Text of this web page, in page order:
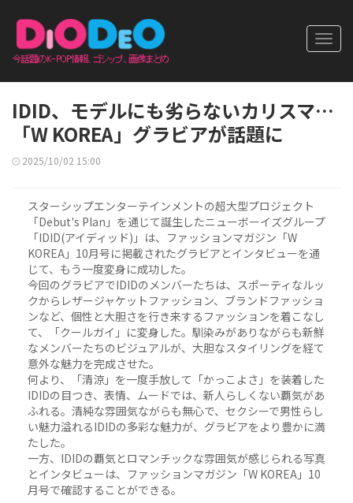
IDID、モデルにも劣らないカリスマ…
「W KOREA」グラビアが話題に
2025/10/02 15:00
スターシップエンターテインメントの超大型プロジェクト
「Debut's Plan」を通じて誕生したニューボーイズグループ
「IDID(アイディッド)」は、ファッションマガジン「W
KOREA」10月号に掲載されたグラビアとインタビューを通
じて、もう一度変身に成功した。
今回のグラビアでIDIDのメンバーたちは、スポーティなルッ
クからレザージャケットファッション、ブランドファッショ
ンなど、個性と大胆さを行き来するファッションを着こなし
て、「クールガイ」に変身した。馴染みがありながらも新鮮
なメンバーたちのビジュアルが、大胆なスタイリングを経て
意外な魅力を完成させた。
何より、「清涼」を一度手放して「かっこよさ」を装着した
IDIDの目つき、表情、ムードでは、新人らしくない覇気があ
ふれる。清純な雰囲気ながらも無心で、セクシーで男性らし
い魅力溢れるIDIDの多彩な魅力が、グラビアをより豊かに満
たした。
一方、IDIDの覇気とロマンチックな雰囲気が感じられる写真
とインタビューは、ファッションマガジン「W KOREA」10
月号で確認することができる。